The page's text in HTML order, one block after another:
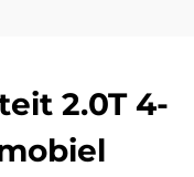
2.0T 4-